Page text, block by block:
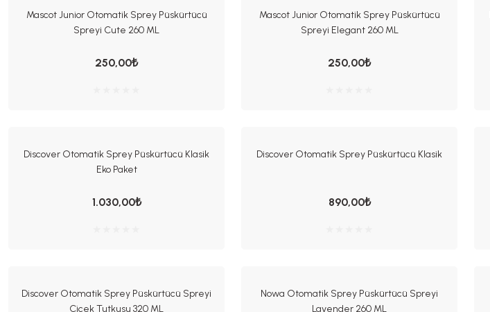
Mascot Junior Otomatik Sprey Püskürtücü
Spreyi Cute 260 ML
250,00₺
Mascot Junior Otomatik Sprey Püskürtücü
Spreyi Elegant 260 ML
250,00₺
Discover Otomatik Sprey Püskürtücü Klasik
Eko Paket
1.030,00₺
Discover Otomatik Sprey Püskürtücü Klasik
890,00₺
Discover Otomatik Sprey Püskürtücü Spreyi
Çiçek Tutkusu 320 ML
Nowa Otomatik Sprey Püskürtücü Spreyi
Lavender 260 ML